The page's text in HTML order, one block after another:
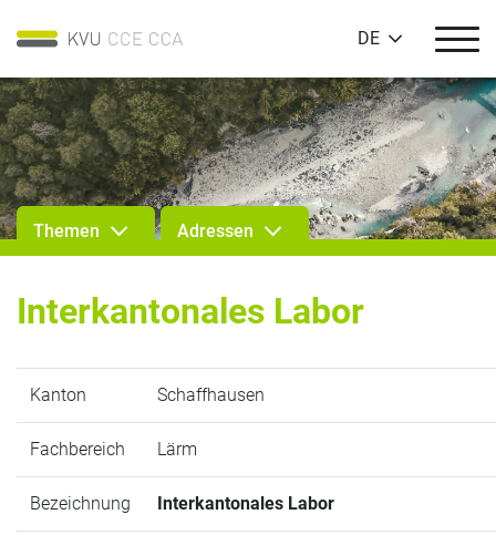
DE
Themen Adressen
Interkantonales Labor
Kanton Schaffhausen
Fachbereich Lärm
Bezeichnung Interkantonales Labor